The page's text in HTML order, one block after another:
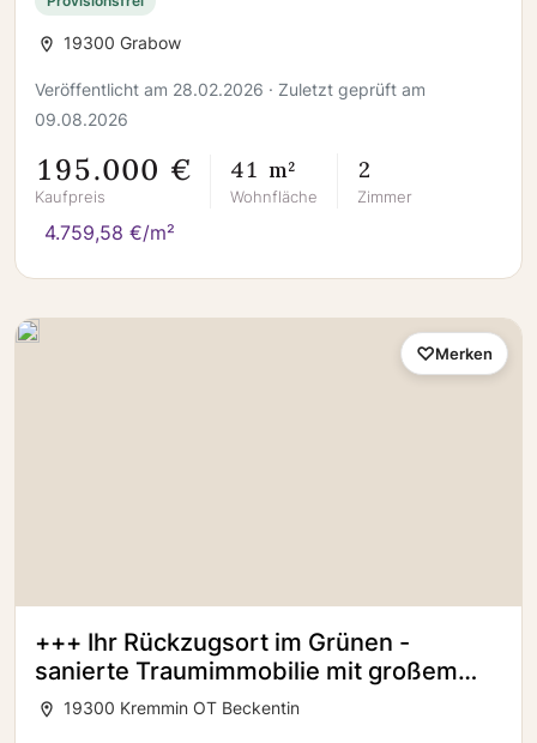
19300 Grabow
Veröffentlicht am 28.02.2026 · Zuletzt geprüft am
09.08.2026
195.000 €
Kaufpreis
41 m²
Wohnfläche
2
Zimmer
4.759,58 €/m²
+++ Ihr Rückzugsort im Grünen -
sanierte Traumimmobilie mit großem
Grundstück +++
19300 Kremmin OT Beckentin
Merken